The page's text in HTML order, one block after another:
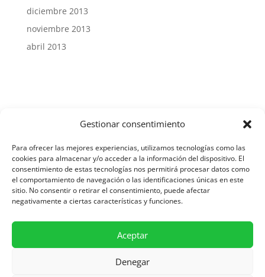
Gestionar consentimiento
Para ofrecer las mejores experiencias, utilizamos tecnologías como las
cookies para almacenar y/o acceder a la información del dispositivo. El
consentimiento de estas tecnologías nos permitirá procesar datos como
el comportamiento de navegación o las identificaciones únicas en este
sitio. No consentir o retirar el consentimiento, puede afectar
negativamente a ciertas características y funciones.
Aceptar
Denegar
diciembre 2013
noviembre 2013
abril 2013
Aviso Legal y Protección de Datos
Política de Cookies
Diseñado por Asesoría SIC